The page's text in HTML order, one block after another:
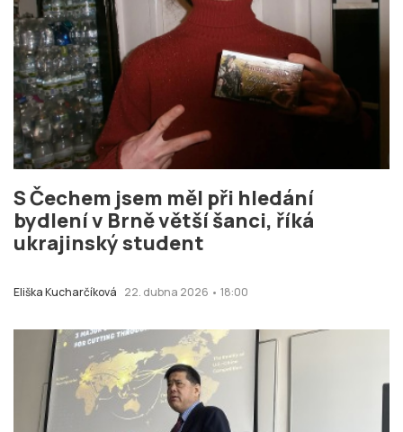
S Čechem jsem měl při hledání
bydlení v Brně větší šanci, říká
ukrajinský student
Eliška Kucharčíková 22. dubna 2026 • 18:00